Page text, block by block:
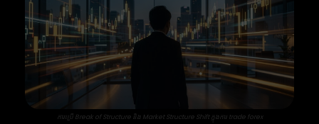
ការប្រើ Break of Structure និង Market Structure Shift ក្នុងការ trade forex